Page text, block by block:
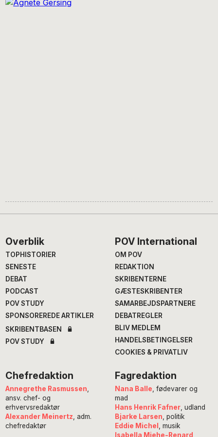
Footer
Overblik
TOPHISTORIER
SENESTE
DEBAT
PODCAST
POV STUDY
SPONSOREREDE ARTIKLER
SKRIBENTBASEN
POV STUDY
POV International
OM POV
REDAKTION
SKRIBENTERNE
GÆSTESKRIBENTER
SAMARBEJDSPARTNERE
DEBATREGLER
BLIV MEDLEM
HANDELSBETINGELSER
COOKIES & PRIVATLIV
Chefredaktion
Annegrethe Rasmussen,
ansv. chef- og
erhvervsredaktør
Alexander Meinertz, adm.
chefredaktør
Fagredaktion
Nana Balle, fødevarer og
mad
Hans Henrik Fafner, udland
Bjarke Larsen, politik
Eddie Michel , musik
Isabella Miehe-Renard